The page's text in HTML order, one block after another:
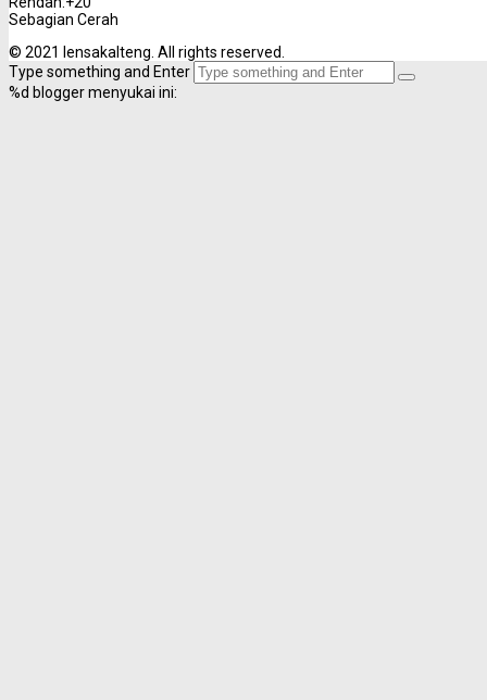
Sebagian Cerah
© 2021 lensakalteng. All rights reserved.
Type something and Enter
%d blogger menyukai ini: